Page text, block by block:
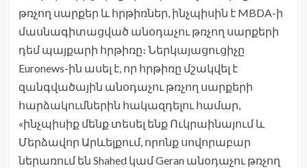
թռչող սարքեր և հրթիռներ, ինչպիսին է MBDA-ի
մասնագիտացված անօդաչու թռչող սարքերի
դեմ պայքարի հրթիռը։ Ներկայացուցիչը
Euronews-ին ասել է, որ հրթիռը մշակվել է
զանգվածային անօդաչու թռչող սարքերի
հարձակումներին հակազդելու համար,
«ինչպիսիք մենք տեսել ենք Ուկրաինայում և
Մերձավոր Արևելքում, որոնք սովորաբար
ներառում են Shahed կամ Geran անօդաչու թռչող